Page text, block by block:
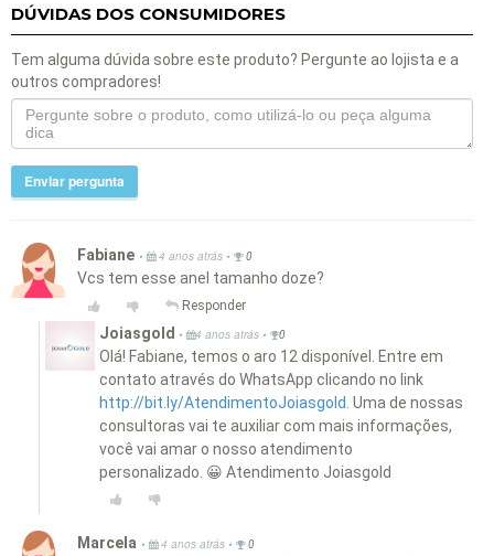
DÚVIDAS DOS CONSUMIDORES
Tem alguma dúvida sobre este produto? Pergunte ao lojista e a
outros compradores!
Enviar pergunta
Fabiane • 4 anos atrás • 0
Vcs tem esse anel tamanho doze?
Responder
Joiasgold • 4 anos atrás • 0
Olá! Fabiane, temos o aro 12 disponível. Entre em
contato através do WhatsApp clicando no link
http://bit.ly/AtendimentoJoiasgold. Uma de nossas
consultoras vai te auxiliar com mais informações,
você vai amar o nosso atendimento
personalizado. 😀 Atendimento Joiasgold
Marcela • 4 anos atrás • 0